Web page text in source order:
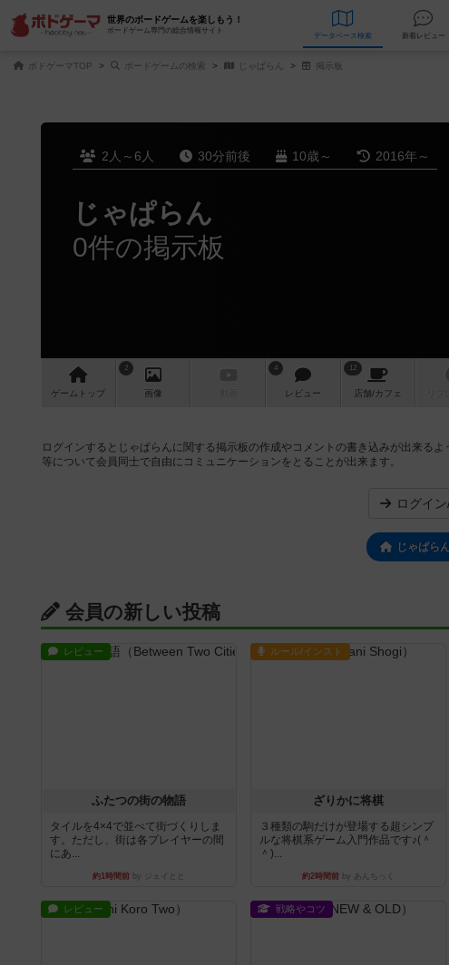
世界のボードゲームを楽しもう！
ボードゲーム専門の総合情報サイト
データベース 検索
ボドゲーマTOP ボードゲームの検索 じゃぱらん 掲示板
2人～6人 30分前後 10歳～ 2016年～
じゃぱらん
0件の掲示板
ゲーム トップ
2
画像
4
レビュー
12
店舗/カフェ
ログインするとじゃぱらんに関する掲示板の作成やコメントの書き込みが出来る
等について会員同士で自由にコミュニケーションをとることが出来ます。
ログイ
じゃぱら
会員の新しい投稿
レビュー
ふたつの街の物語
タイルを4×4で並べて街づくりしま
す。ただし、街は各プレイヤーの間
にあ...
約1時間前 by ジェイとと
ルール/インスト
ざりかに将棋
３種類の駒だけが登場する超シンプ
ルな将棋系ゲーム入門作品です♪(＾
＾)...
約2時間前 by あんちっく
レビュー 戦略やコツ